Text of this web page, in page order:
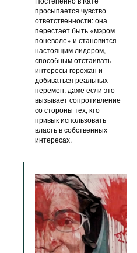
просыпается чувство
ответственности: она
перестает быть «мэром
поневоле» и становится
настоящим лидером,
способным отстаивать
интересы горожан и
добиваться реальных
перемен, даже если это
вызывает сопротивление
со стороны тех, кто
привык использовать
власть в собственных
интересах.